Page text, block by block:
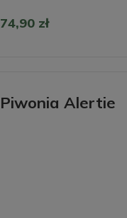
74,90 zł
Piwonia Alertie